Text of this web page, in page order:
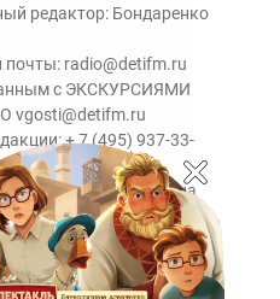
редактор: Бондаренко
почты: radio@detifm.ru
с ЭКСКУРСИЯМИ
vgosti@detifm.ru
+ 7 (495) 937-33-
рекламы на
хаус «ГПМ
40-41
media.ru